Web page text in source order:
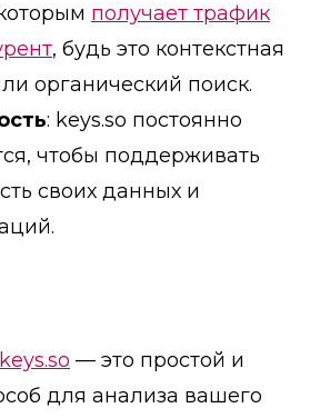
получает трафик
, будь это контекстная
органический поиск.
: keys.so постоянно
чтобы поддерживать
своих данных и
keys.so — это простой и
для анализа вашего